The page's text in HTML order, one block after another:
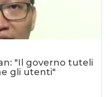
"Il governo tuteli
gli utenti"